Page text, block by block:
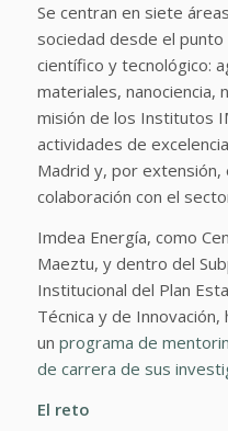
Se centran en siete
sociedad desde el
científico y tecnológico:
materiales, nanociencia,
misión de los Institutos
actividades de
Madrid y, por extensión,
colaboración con el
Imdea Energía, como
Maeztu, y dentro del
Institucional del Plan
Técnica y de
un programa de
de carrera de sus
El reto